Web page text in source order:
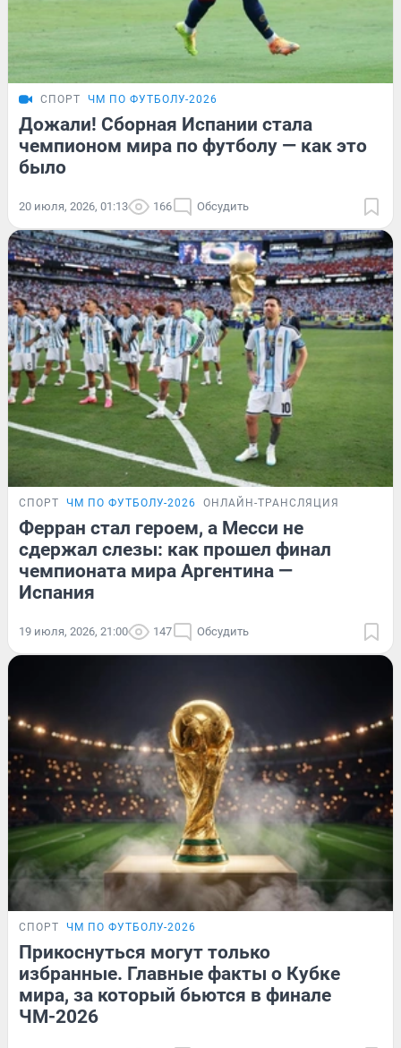
СПОРТ ЧМ ПО ФУТБОЛУ-2026
Дожали! Сборная Испании стала
чемпионом мира по футболу — как это
было
20 июля, 2026, 01:13 166 Обсудить
СПОРТ ЧМ ПО ФУТБОЛУ-2026 ОНЛАЙН-ТРАНСЛЯЦИЯ
Ферран стал героем, а Месси не
сдержал слезы: как прошел финал
чемпионата мира Аргентина —
Испания
19 июля, 2026, 21:00 147 Обсудить
СПОРТ ЧМ ПО ФУТБОЛУ-2026
Прикоснуться могут только
избранные. Главные факты о Кубке
мира, за который бьются в финале
ЧМ-2026